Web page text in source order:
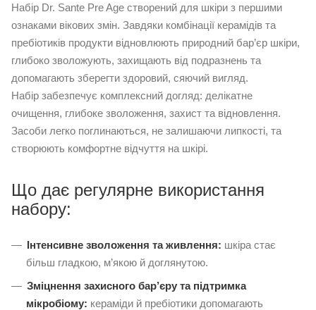
Набір Dr. Sante Pre Age створений для шкіри з першими
ознаками вікових змін. Завдяки комбінації керамідів та
пребіотиків продукти відновлюють природний бар’єр шкіри,
глибоко зволожують, захищають від подразнень та
допомагають зберегти здоровий, сяючий вигляд.
Набір забезпечує комплексний догляд: делікатне
очищення, глибоке зволоження, захист та відновлення.
Засоби легко поглинаються, не залишаючи липкості, та
створюють комфортне відчуття на шкірі.
Що дає регулярне використання
набору:
Інтенсивне зволоження та живлення: шкіра стає
більш гладкою, м’якою й доглянутою.
Зміцнення захисного бар’єру та підтримка
мікробіому: кераміди й пребіотики допомагають